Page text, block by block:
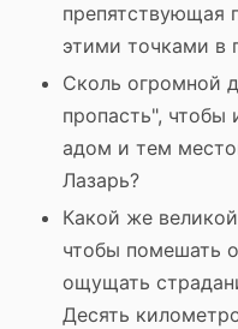
препятствующая
этими точками в
Сколь огромной
пропасть",
адом и тем
Лазарь?
Какой же
чтобы помешать
ощущать
Десять